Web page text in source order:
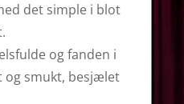
det simple i blot
og fanden i
og smukt, besjælet